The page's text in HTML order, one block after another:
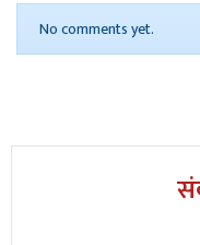
डिसिप्लिन।
No comments yet.